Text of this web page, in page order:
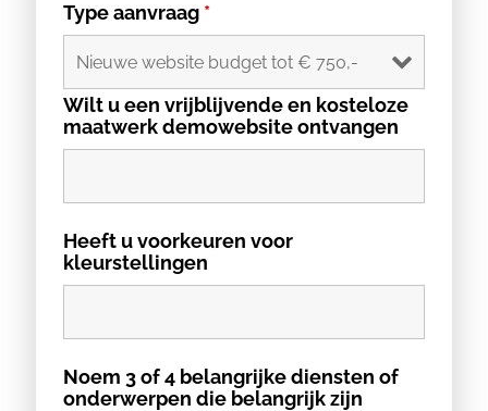
Type aanvraag *
Wilt u een vrijblijvende en kosteloze
maatwerk demowebsite ontvangen
Heeft u voorkeuren voor
kleurstellingen
Noem 3 of 4 belangrijke diensten of
onderwerpen die belangrijk zijn